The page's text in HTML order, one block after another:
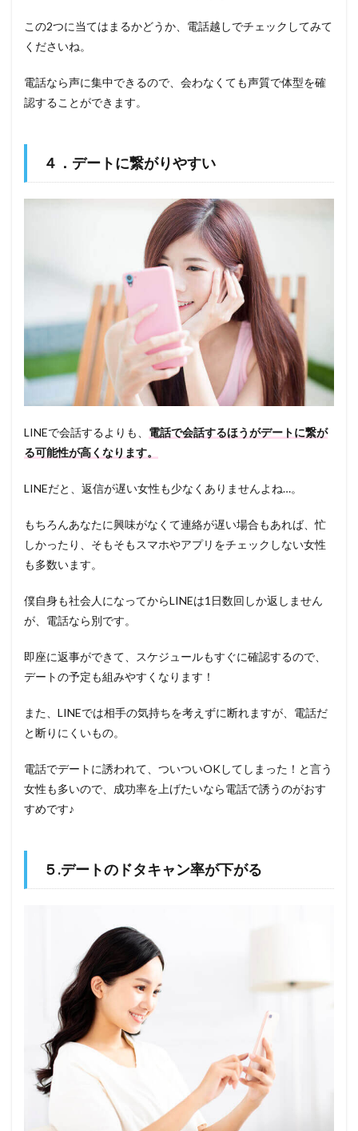
この2つに当てはまるかどうか、電話越しでチェックしてみて
くださいね。
電話なら声に集中できるので、会わなくても声質で体型を確
認することができます。
４．デートに繋がりやすい
LINEで会話するよりも、 電話で会話するほうがデートに繋が
る可能性が高くなります。
LINEだと、返信が遅い女性も少なくありませんよね…。
もちろんあなたに興味がなくて連絡が遅い場合もあれば、忙
しかったり、そもそもスマホやアプリをチェックしない女性
も多数います。
僕自身も社会人になってからLINEは1日数回しか返しません
が、電話なら別です。
即座に返事ができて、スケジュールもすぐに確認するので、
デートの予定も組みやすくなります！
また、LINEでは相手の気持ちを考えずに断れますが、電話だ
と断りにくいもの。
電話でデートに誘われて、ついついOKしてしまった！と言う
女性も多いので、成功率を上げたいなら電話で誘うのがおす
すめです♪
５.デートのドタキャン率が下がる